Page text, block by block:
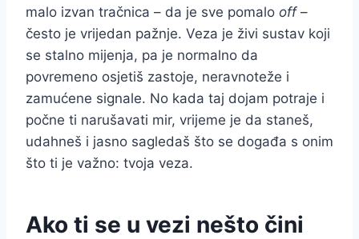
malo izvan tračnica – da je sve pomalo off–
često je vrijedan pažnje. Veza je živi sustav koji
se stalno mijenja, pa je normalno da
povremeno osjetiš zastoje, neravnoteže i
zamućene signale. No kada taj dojam potraje i
počne ti narušavati mir, vrijeme je da staneš,
udahneš i jasno sagledaš što se događa s onim
što ti je važno: tvoja veza.
Ako ti se u vezi nešto čini